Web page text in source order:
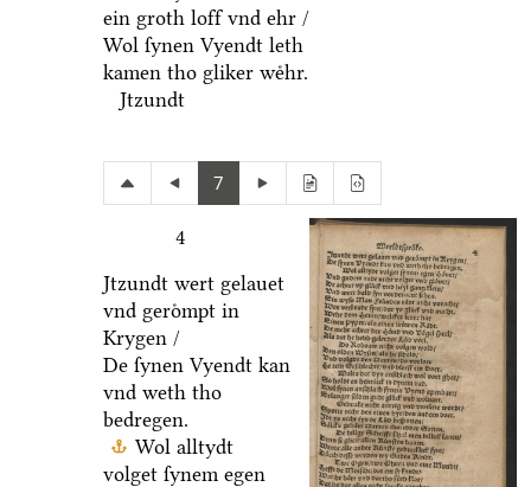
ein groth loff vnd ehr /
Wol ſynen Vyendt leth
kamen tho gliker weͤhr.
Jtzundt
7
4
Jtzundt wert gelauet
vnd geroͤmpt in
Krygen /
De ſynen Vyendt kan
vnd weth tho
bedregen.
Wol alltydt
volget ſynem egen